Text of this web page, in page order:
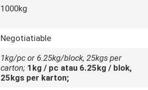
1000kg
Negotiatiable
1kg/pc or 6.25kg/block, 25kgs per
carton; 1kg / pc atau 6.25kg / blok,
25kgs per karton;